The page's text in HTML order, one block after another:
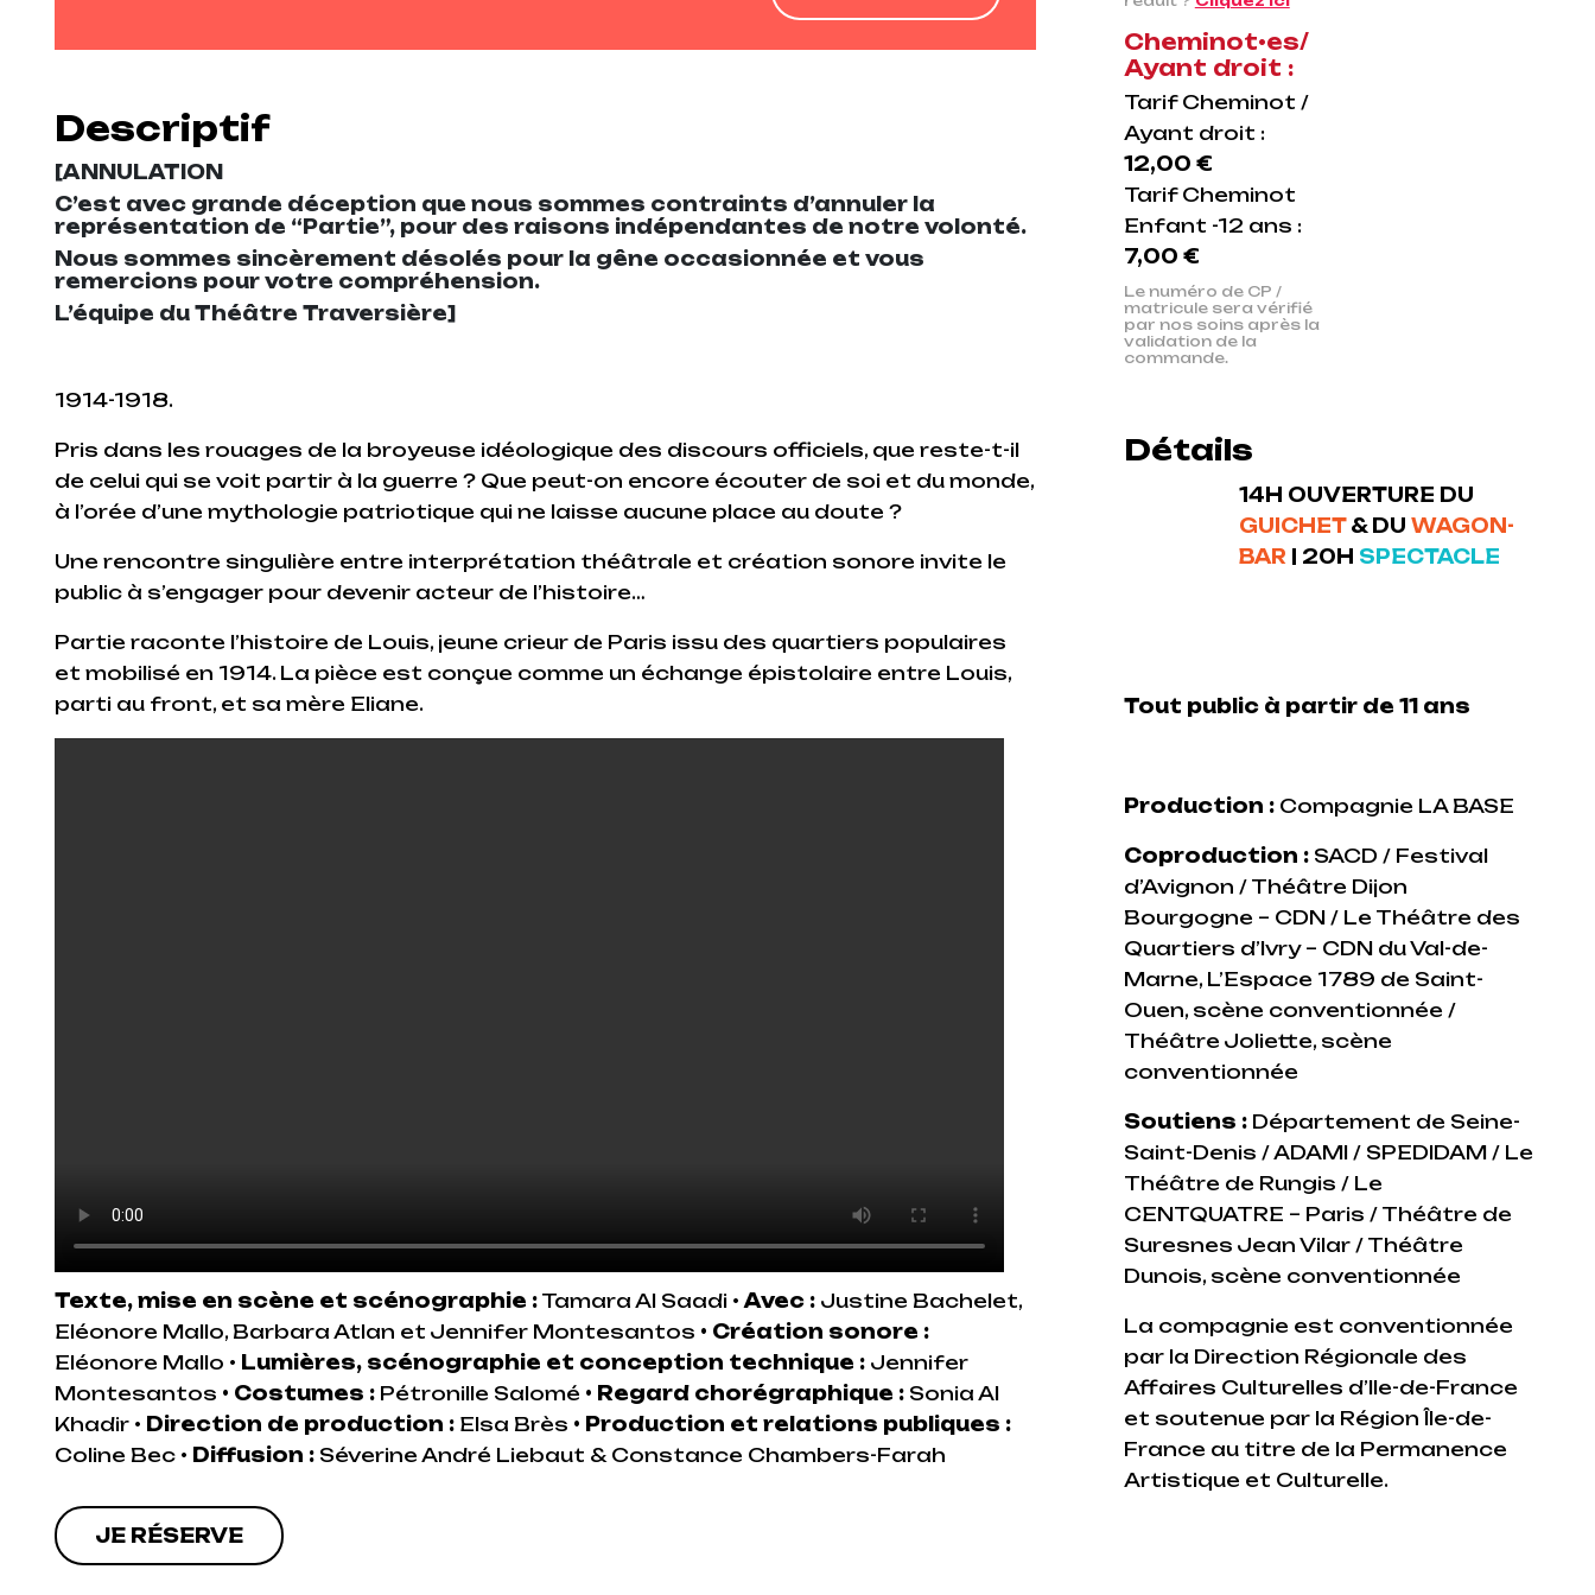
Descriptif
[ANNULATION
C’est avec grande déception que nous sommes contraints d’annuler la
représentation de “Partie”, pour des raisons indépendantes de notre volonté.
Nous sommes sincèrement désolés pour la gêne occasionnée et vous
remercions pour votre compréhension.
L’équipe du Théâtre Traversière]
1914-1918.
Pris dans les rouages de la broyeuse idéologique des discours officiels, que reste-t-il
de celui qui se voit partir à la guerre ? Que peut-on encore écouter de soi et du monde,
à l’orée d’une mythologie patriotique qui ne laisse aucune place au doute ?
Une rencontre singulière entre interprétation théâtrale et création sonore invite le
public à s’engager pour devenir acteur de l’histoire…
Partie raconte l’histoire de Louis, jeune crieur de Paris issu des quartiers populaires
et mobilisé en 1914. La pièce est conçue comme un échange épistolaire entre Louis,
parti au front, et sa mère Eliane.
Texte, mise en scène et scénographie :Tamara Al Saadi •Avec : Justine Bachelet,
Eléonore Mallo, Barbara Atlan et Jennifer Montesantos • Création sonore :
Eléonore Mallo • Lumières, scénographie et conception technique : Jennifer
Montesantos • Costumes : Pétronille Salomé • Regard chorégraphique :Sonia Al
Khadir • Direction de production : Elsa Brès • Production et relations publiques :
Coline Bec • Diffusion : Séverine André Liebaut & Constance Chambers-Farah
JE RÉSERVE
Cheminot•es/
Ayant droit :
Tarif Cheminot /
Ayant droit :
12,00 €
Tarif Cheminot
Enfant -12 ans :
7,00 €
Le numéro de CP /
matricule sera vérifié
par nos soins après la
validation de la
commande.
Détails
14H OUVERTURE DU
GUICHET & DU WAGON-
BAR
20H SPECTACLE
Tout public à partir de 11 ans
Production : Compagnie LA BASE
Coproduction : SACD / Festival
d’Avignon / Théâtre Dijon
Bourgogne – CDN / Le Théâtre des
Quartiers d’Ivry – CDN du Val-de-
Marne, L’Espace 1789 de Saint-
Ouen, scène conventionnée /
Théâtre Joliette, scène
conventionnée
Soutiens : Département de Seine-
Saint-Denis / ADAMI / SPEDIDAM / Le
Théâtre de Rungis / Le
CENTQUATRE – Paris / Théâtre de
Suresnes Jean Vilar / Théâtre
Dunois, scène conventionnée
La compagnie est conventionnée
par la Direction Régionale des
Affaires Culturelles d’Ile-de-France
et soutenue par la Région Île-de-
France au titre de la Permanence
Artistique et Culturelle.